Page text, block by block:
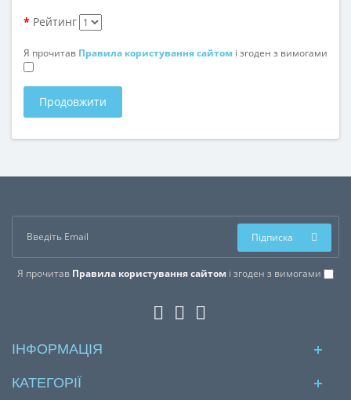
Рейтинг
Я прочитав Правила користування сайтом і згоден з вимогами
Продовжити
Я прочитав Правила користування сайтом і згоден з вимогами
Підписка
ІНФОРМАЦІЯ
КАТЕГОРІЇ